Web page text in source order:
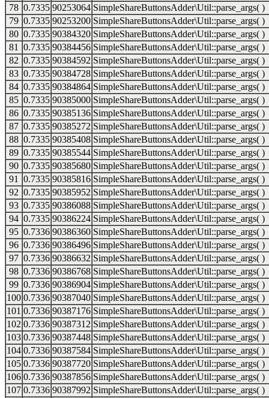
78 0.7335 90253064 SimpleShareButtonsAdder\Util::parse_args( )
79 0.7335 90253200 SimpleShareButtonsAdder\Util::parse_args( )
80 0.7335 90384320 SimpleShareButtonsAdder\Util::parse_args( )
81
0.7335 90384456 SimpleShareButtonsAdder\Util::parse_args( )
82 0.7335 90384592 SimpleShareButtonsAdder\Util::parse_args( )
83 0.7335 90384728 SimpleShareButtonsAdder\Util::parse_args( )
84 0.7335 90384864 SimpleShareButtonsAdder\Util::parse_args( )
85 0.7335 90385000 SimpleShareButtonsAdder\Util::parse_args( )
86 0.7335 90385136 SimpleShareButtonsAdder\Util::parse_args( )
87 0.7335 90385272 SimpleShareButtonsAdder\Util::parse_args( )
88 0.7335 90385408 SimpleShareButtonsAdder\Util::parse_args( )
89 0.7335 90385544 SimpleShareButtonsAdder\Util::parse_args( )
90 0.7335 90385680 SimpleShareButtonsAdder\Util::parse_args( )
91
0.7335 90385816 SimpleShareButtonsAdder\Util::parse_args( )
92 0.7335 90385952 SimpleShareButtonsAdder\Util::parse_args( )
93 0.7335 90386088 SimpleShareButtonsAdder\Util::parse_args( )
94 0.7335 90386224 SimpleShareButtonsAdder\Util::parse_args( )
95 0.7336 90386360 SimpleShareButtonsAdder\Util::parse_args( )
96 0.7336 90386496 SimpleShareButtonsAdder\Util::parse_args( )
97 0.7336 90386632 SimpleShareButtonsAdder\Util::parse_args( )
98 0.7336 90386768 SimpleShareButtonsAdder\Util::parse_args( )
99 0.7336 90386904 SimpleShareButtonsAdder\Util::parse_args( )
100 0.7336 90387040 SimpleShareButtonsAdder\Util::parse_args( )
101 0.7336 90387176 SimpleShareButtonsAdder\Util::parse_args( )
102 0.7336 90387312 SimpleShareButtonsAdder\Util::parse_args( )
103 0.7336 90387448 SimpleShareButtonsAdder\Util::parse_args( )
104 0.7336 90387584 SimpleShareButtonsAdder\Util::parse_args( )
105 0.7336 90387720 SimpleShareButtonsAdder\Util::parse_args( )
106 0.7336 90387856 SimpleShareButtonsAdder\Util::parse_args( )
107 0.7336 90387992 SimpleShareButtonsAdder\Util::parse_args( )